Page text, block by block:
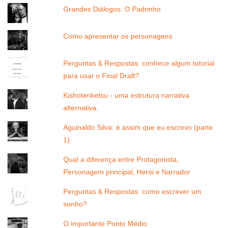
Grandes Diálogos: O Padrinho
Como apresentar os personagens
Perguntas & Respostas: conhece algum tutorial
para usar o Final Draft?
Kishotenketsu - uma estrutura narrativa
alternativa.
Aguinaldo Silva: é assim que eu escrevo (parte
1)
Qual a diferença entre Protagonista,
Personagem principal, Herói e Narrador
Perguntas & Respostas: como escrever um
sonho?
O importante Ponto Médio